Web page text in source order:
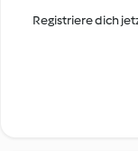
Registriere dich